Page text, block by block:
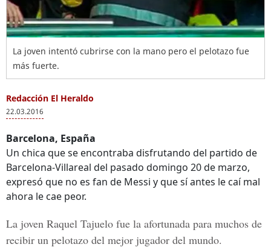
La joven intentó cubrirse con la mano pero el pelotazo fue
más fuerte.
Redacción El Heraldo
22.03.2016
Barcelona, España
Un chica que se encontraba disfrutando del partido de
Barcelona-Villareal del pasado domingo 20 de marzo,
expresó que no es fan de Messi y que sí antes le caí mal
ahora le cae peor.
La joven Raquel Tajuelo fue la afortunada para muchos de
recibir un pelotazo del mejor jugador del mundo.